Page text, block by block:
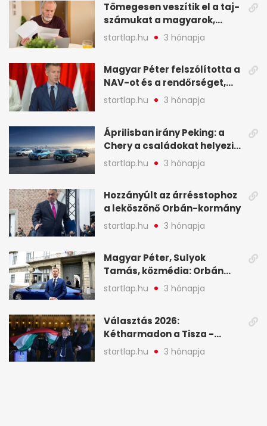
legfontosabb hírei
képekben
Tömegesen veszítik el a taj-
számukat a magyarok,
sokak ellen eljárást indít a
NAV - A hét hírei képekben
startlap.hu 3 hónapja
Magyar Péter felszólította a
NAV-ot és a rendőrséget,
tartóztassák le a NER-es
oligarchákat - A hét
startlap.hu 3 hónapja
Áprilisban irány Peking: a
Chery a családokat helyezi
globális mobilitási
programja középpontjába
startlap.hu 3 hónapja
Hozzányúlt az árrésstophoz
a leköszönő Orbán-kormány
startlap.hu 3 hónapja
Magyar Péter, Sulyok
Tamás, közmédia: Orbán
Viktor április 13. óta hallgat,
közben pörögnek az
startlap.hu 3 hónapja
Választás 2026:
Kétharmadon a Tisza -
mutatjuk, hogyan alakulnak
a mandátumok
startlap.hu 3 hónapja